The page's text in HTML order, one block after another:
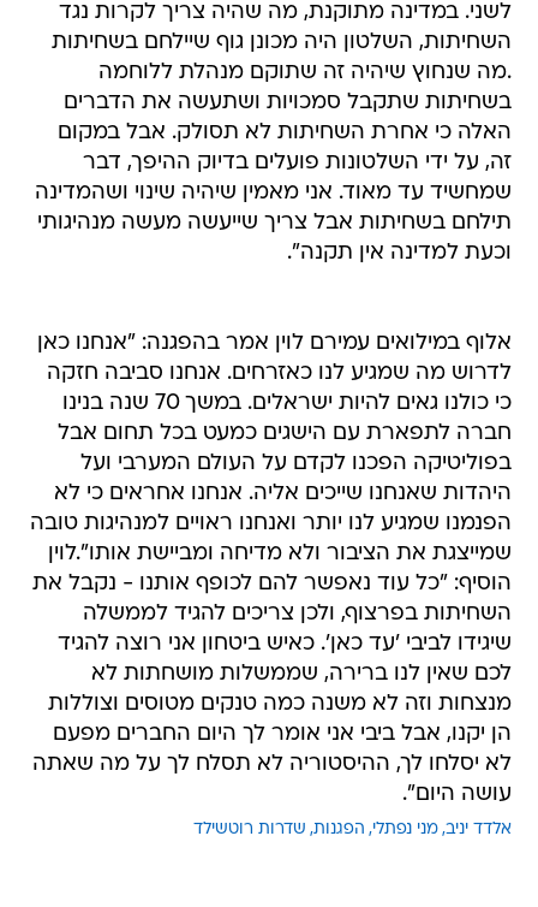
לשני. במדינה מתוקנת, מה שהיה צריך לקרות נגד
השחיתות, השלטון היה מכונן גוף שיילחם בשחיתות
.מה שנחוץ שיהיה זה שתוקם מנהלת ללוחמה
בשחיתות שתקבל סמכויות ושתעשה את הדברים
האלה כי אחרת השחיתות לא תסולק. אבל במקום
זה, על ידי השלטונות פועלים בדיוק ההיפך, דבר
שמחשיד עד מאוד. אני מאמין שיהיה שינוי ושהמדינה
תילחם בשחיתות אבל צריך שייעשה מעשה מנהיגותי
וכעת למדינה אין תקנה".
אלוף במילואים עמירם לוין אמר בהפגנה: "אנחנו כאן
לדרוש מה שמגיע לנו כאזרחים. אנחנו סביבה חזקה
כי כולנו גאים להיות ישראלים. במשך 70 שנה בנינו
חברה לתפארת עם הישגים כמעט בכל תחום אבל
בפוליטיקה הפכנו לקדם על העולם המערבי ועל
היהדות שאנחנו שייכים אליה. אנחנו אחראים כי לא
הפנמנו שמגיע לנו יותר ואנחנו ראויים למנהיגות טובה
שמייצגת את הציבור ולא מדיחה ומביישת אותו".לוין
הוסיף: "כל עוד נאפשר להם לכופף אותנו - נקבל את
השחיתות בפרצוף, ולכן צריכים להגיד לממשלה
שיגידו לביבי 'עד כאן'. כאיש ביטחון אני רוצה להגיד
לכם שאין לנו ברירה, שממשלות מושחתות לא
מנצחות וזה לא משנה כמה טנקים מטוסים וצוללות
הן יקנו, אבל ביבי אני אומר לך היום החברים מפעם
לא יסלחו לך, ההיסטוריה לא תסלח לך על מה שאתה
עושה היום".
אלדד יניב מני נפתלי הפגנות שדרות רוטשילד